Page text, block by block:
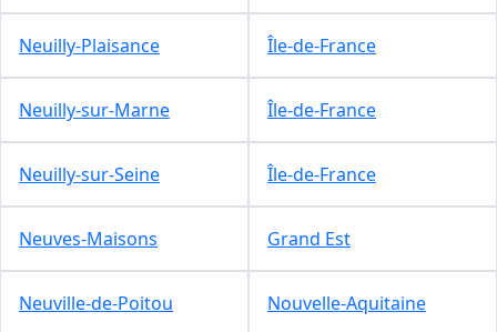
Neuilly-Plaisance Île-de-France
Neuilly-sur-Marne Île-de-France
Neuilly-sur-Seine Île-de-France
Neuves-Maisons Grand Est
Neuville-de-Poitou Nouvelle-Aquitaine